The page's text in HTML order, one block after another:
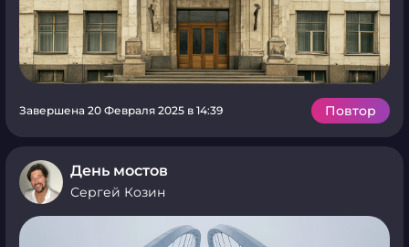
Завершена 20 Февраля 2025 в 14:39 Повтор
День мостов
Сергей Козин